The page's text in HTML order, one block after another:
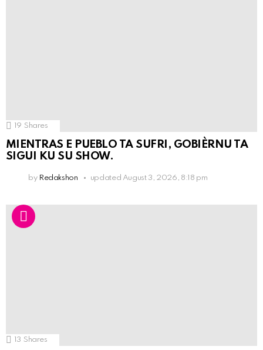
19 Shares
MIENTRAS E PUEBLO TA SUFRI, GOBIÈRNU TA
SIGUI KU SU SHOW.
by Redakshon updated August 3, 2026, 8:18 pm
13 Shares